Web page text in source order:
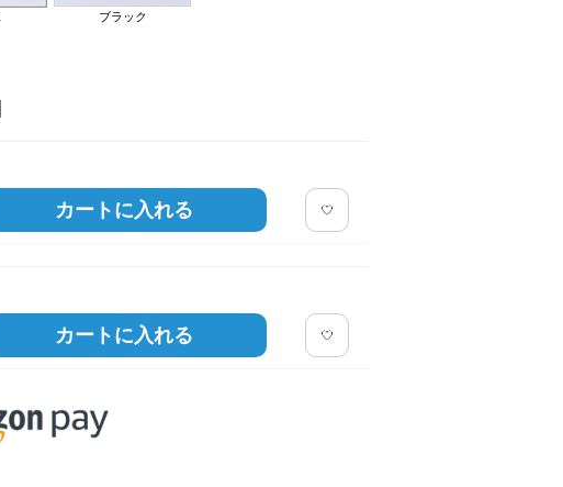
ブラック
カートに入れる
カートに入れる